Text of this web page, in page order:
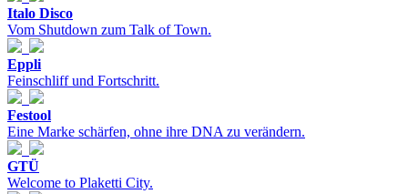
Italo Disco
Vom Shutdown zum Talk of Town.
Eppli
Feinschliff und Fortschritt.
Festool
Eine Marke schärfen, ohne ihre DNA zu verändern.
GTÜ
Welcome to Plaketti City.